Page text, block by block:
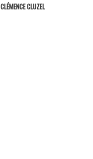
CLÉMENCE CLUZEL